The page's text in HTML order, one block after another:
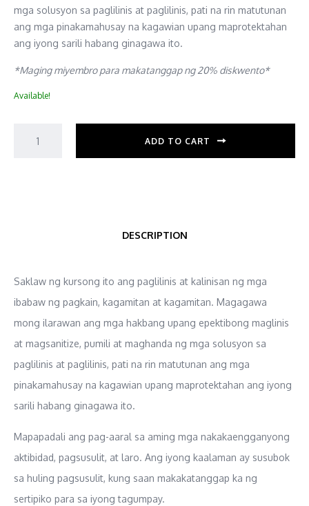
mga solusyon sa paglilinis at paglilinis, pati na rin matutunan
ang mga pinakamahusay na kagawian upang maprotektahan
ang iyong sarili habang ginagawa ito.
*Maging miyembro para makatanggap ng 20% diskwento*
Available!
ADD TO CART
DESCRIPTION
Saklaw ng kursong ito ang paglilinis at kalinisan ng mga
ibabaw ng pagkain, kagamitan at kagamitan. Magagawa
mong ilarawan ang mga hakbang upang epektibong maglinis
at magsanitize, pumili at maghanda ng mga solusyon sa
paglilinis at paglilinis, pati na rin matutunan ang mga
pinakamahusay na kagawian upang maprotektahan ang iyong
sarili habang ginagawa ito.
Mapapadali ang pag-aaral sa aming mga nakakaengganyong
aktibidad, pagsusulit, at laro. Ang iyong kaalaman ay susubok
sa huling pagsusulit, kung saan makakatanggap ka ng
sertipiko para sa iyong tagumpay.